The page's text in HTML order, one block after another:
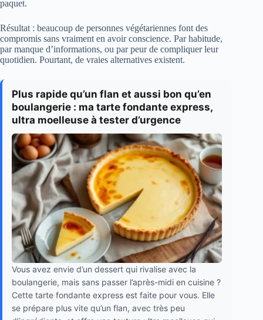
paquet.
Résultat : beaucoup de personnes végétariennes font des
compromis sans vraiment en avoir conscience. Par habitude,
par manque d’informations, ou par peur de compliquer leur
quotidien. Pourtant, de vraies alternatives existent.
Plus rapide qu’un flan et aussi bon qu’en
boulangerie : ma tarte fondante express,
ultra moelleuse à tester d’urgence
Vous avez envie d’un dessert qui rivalise avec la
boulangerie, mais sans passer l’après-midi en cuisine ?
Cette tarte fondante express est faite pour vous. Elle
se prépare plus vite qu’un flan, avec très peu